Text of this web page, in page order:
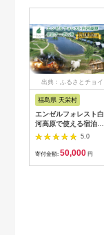
出典：ふるさとチョイ
福島県 天栄村
エンゼルフォレスト白
河高原で使える宿泊ク
ーポン券（15000円相
当） ペット コテージ
サウナ グランピング
5.0
寄付金額: 50,000 円